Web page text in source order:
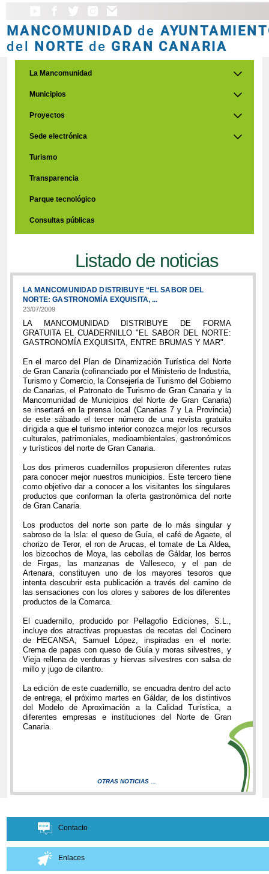
MANCOMUNIDAD de
del NORTE de GRAN CANARIA
La Mancomunidad
Municipios
Proyectos
Sede electrónica
Turismo
Transparencia
Parque tecnológico
Consultas públicas
Listado de noticias
LA MANCOMUNIDAD DISTRIBUYE “EL SABOR DEL
NORTE: GASTRONOMÍA EXQUISITA, ...
23/07/2009
LA MANCOMUNIDAD DISTRIBUYE DE FORMA
GRATUITA EL CUADERNILLO "EL SABOR DEL NORTE:
GASTRONOMÍA EXQUISITA, ENTRE BRUMAS Y MAR".
En el marco del Plan de Dinamización Turística del Norte
de Gran Canaria (cofinanciado por el Ministerio de Industria,
Turismo y Comercio, la Consejería de Turismo del Gobierno
de Canarias, el Patronato de Turismo de Gran Canaria y la
Mancomunidad de Municipios del Norte de Gran Canaria)
se insertará en la prensa local (Canarias 7 y La Provincia)
de este sábado el tercer número de una revista gratuita
dirigida a que el turismo interior conozca mejor los recursos
culturales, patrimoniales, medioambientales, gastronómicos
y turísticos del norte de Gran Canaria.
Los dos primeros cuadernillos propusieron diferentes rutas
para conocer mejor nuestros municipios. Este tercero tiene
como objetivo dar a conocer a los visitantes los singulares
productos que conforman la oferta gastronómica del norte
de Gran Canaria.
Los productos del norte son parte de lo más singular y
sabroso de la Isla: el queso de Guía, el café de Agaete, el
chorizo de Teror, el ron de Arucas, el tomate de La Aldea,
los bizcochos de Moya, las cebollas de Gáldar, los berros
de Firgas, las manzanas de Valleseco, y el pan de
Artenara, constituyen uno de los mayores tesoros que
intenta descubrir esta publicación a través del camino de
las sensaciones con los olores y sabores de los diferentes
productos de la Comarca.
El cuadernillo, producido por Pellagofio Ediciones, S.L.,
incluye dos atractivas propuestas de recetas del Cocinero
de HECANSA, Samuel López, inspiradas en el norte:
Crema de papas con queso de Guía y moras silvestres, y
Vieja rellena de verduras y hiervas silvestres con salsa de
millo y jugo de cilantro.
La edición de este cuadernillo, se encuadra dentro del acto
de entrega, el próximo martes en Gáldar, de los distintivos
del Modelo de Aproximación a la Calidad Turística, a
diferentes empresas e instituciones del Norte de Gran
Canaria.
OTRAS NOTICIAS ...
Contacto
Enlaces